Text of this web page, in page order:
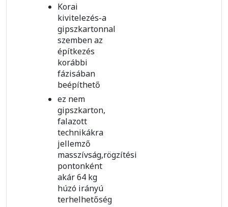
Korai
kivitelezés-a
gipszkartonnal
szemben az
építkezés
korábbi
fázisában
beépíthető
ez nem
gipszkarton,
falazott
technikákra
jellemző
masszívság,rögzítési
pontonként
akár 64 kg
húzó irányú
terhelhetőség